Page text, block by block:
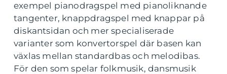
exempel pianodragspel med pianoliknande
tangenter, knappdragspel med knappar på
diskantsidan och mer specialiserade
varianter som konvertorspel där basen kan
växlas mellan standardbas och melodibas.
För den som spelar folkmusik, dansmusik